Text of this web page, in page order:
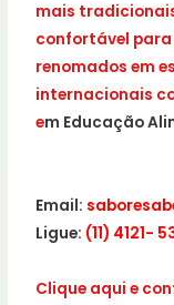
mais
confortável para
renomados em
internacionais
em Educação
Email:
Ligue: (11) 4121-
Clique aqui e